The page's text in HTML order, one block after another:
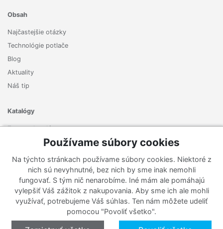
Obsah
Najčastejšie otázky
Technológie potlače
Blog
Aktuality
Náš tip
Katalógy
Zoznam katalógov
Zaregistrujte sa k odberu nášho newslettera a nenechajte si
ujsť žiadne ponuky ani nové produkty.
Používame súbory cookies
Na týchto stránkach používame súbory cookies. Niektoré z
nich sú nevyhnutné, bez nich by sme inak nemohli
fungovať. S tým nič nenarobíme. Iné mám ale pomáhajú
vylepšiť Váš zážitok z nakupovania. Aby sme ich ale mohli
využívať, potrebujeme Váš súhlas. Ten nám môžete udeliť
pomocou "Povoliť všetko".